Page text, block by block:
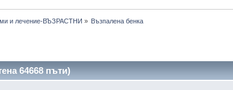
и лечение-ВЪЗРАСТНИ » Възпалена бенка
64668 пъти)